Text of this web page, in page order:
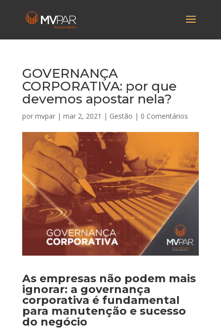
GOVERNANÇA
CORPORATIVA: por que
devemos apostar nela?
por mvpar| mar 2, 2021 | Gestão | 0 Comentários
As empresas não podem mais
ignorar: a governança
corporativa é fundamental
para manutenção e sucesso
do negócio